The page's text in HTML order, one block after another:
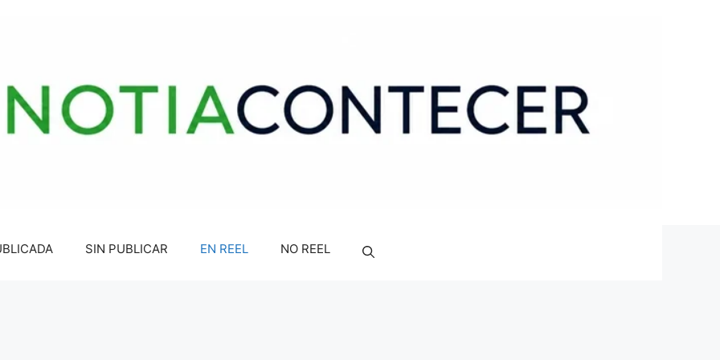
SIN PUBLICAR EN REEL NO REEL